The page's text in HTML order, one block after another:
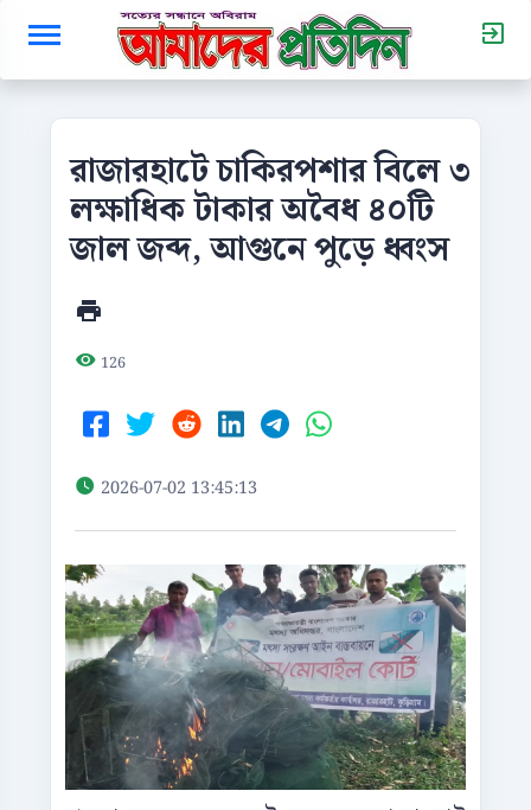
রাজারহাটে চাকিরপশার বিলে ৩
লক্ষাধিক টাকার অবৈধ ৪০টি
জাল জব্দ, আগুনে পুড়ে ধ্বংস
126
2026-07-02 13:45:13